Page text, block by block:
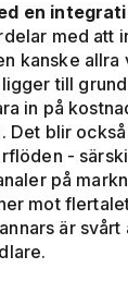
en
med att
kanske
till
in på
Det blir
-
på
mot
är